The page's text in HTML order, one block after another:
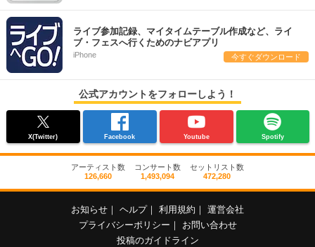
ライブ参加記録、マイタイムテーブル作成など、ライ
ブ・フェスへ行くためのナビアプリ
iPhone 今すぐダウンロード
公式アカウントをフォローしよう！
X(Twitter) Facebook Youtube Spotify
アーティスト数
126,660
コンサート数
1,493,094
セットリスト数
472,280
お知らせ ヘルプ 利用規約
運営会社
プライバシーポリシー
お問い合わせ
投稿のガイドライン